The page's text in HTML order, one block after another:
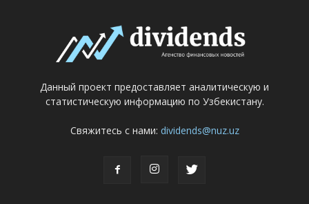
Данный проект предоставляет аналитическую и
статистическую информацию по Узбекистану.
Свяжитесь с нами: dividends@nuz.uz